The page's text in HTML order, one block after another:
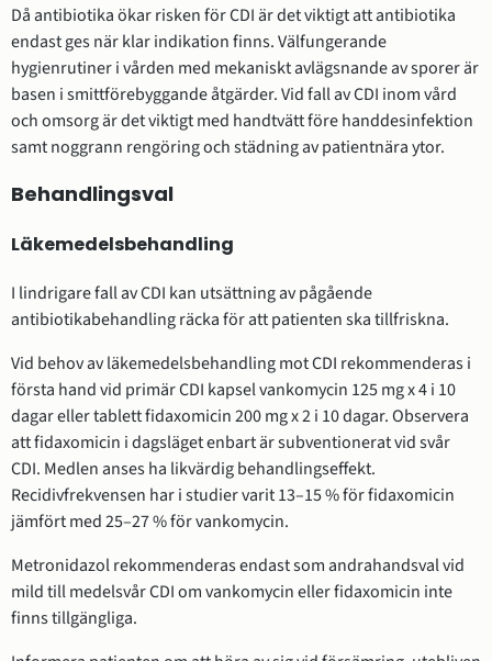
Då antibiotika ökar risken för CDI är det viktigt att antibiotika
endast ges när klar indikation finns. Välfungerande
hygienrutiner i vården med mekaniskt avlägsnande av sporer är
basen i smittförebyggande åtgärder. Vid fall av CDI inom vård
och omsorg är det viktigt med handtvätt före handdesinfektion
samt noggrann rengöring och städning av patientnära ytor.
Behandlingsval
Läkemedelsbehandling
I lindrigare fall av CDI kan utsättning av pågående
antibiotikabehandling räcka för att patienten ska tillfriskna.
Vid behov av läkemedelsbehandling mot CDI rekommenderas i
första hand vid primär CDI kapsel vankomycin 125 mg x 4 i 10
dagar eller tablett fidaxomicin 200 mg x 2 i 10 dagar. Observera
att fidaxomicin i dagsläget enbart är subventionerat vid svår
CDI. Medlen anses ha likvärdig behandlingseffekt.
Recidivfrekvensen har i studier varit 13–15 % för fidaxomicin
jämfört med 25–27 % för vankomycin.
Metronidazol rekommenderas endast som andrahandsval vid
mild till medelsvår CDI om vankomycin eller fidaxomicin inte
finns tillgängliga.